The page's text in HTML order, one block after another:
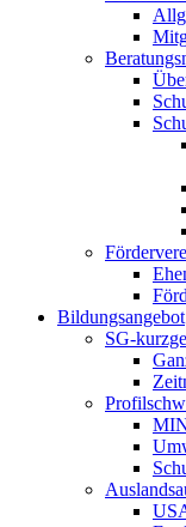
Bildungsangebot
SG-